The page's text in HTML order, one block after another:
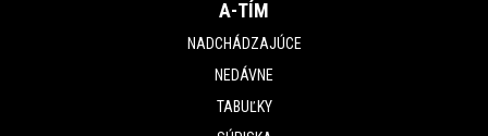
A-TÍM
NADCHÁDZAJÚCE
NEDÁVNE
TABUĽKY